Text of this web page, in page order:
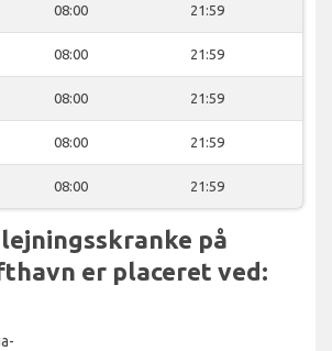
08:00 21:59
08:00 21:59
08:00 21:59
08:00 21:59
08:00 21:59
på
er placeret ved: